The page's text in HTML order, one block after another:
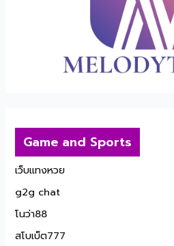
Game and Sports
เว็บแทงหวย
g2g chat
โนว่า88
สโบเบ็ต777